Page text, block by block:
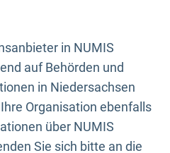
in NUMIS
auf Behörden und
in Niedersachsen
Organisation ebenfalls
über NUMIS
Sie sich bitte an die